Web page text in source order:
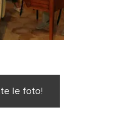
le foto!